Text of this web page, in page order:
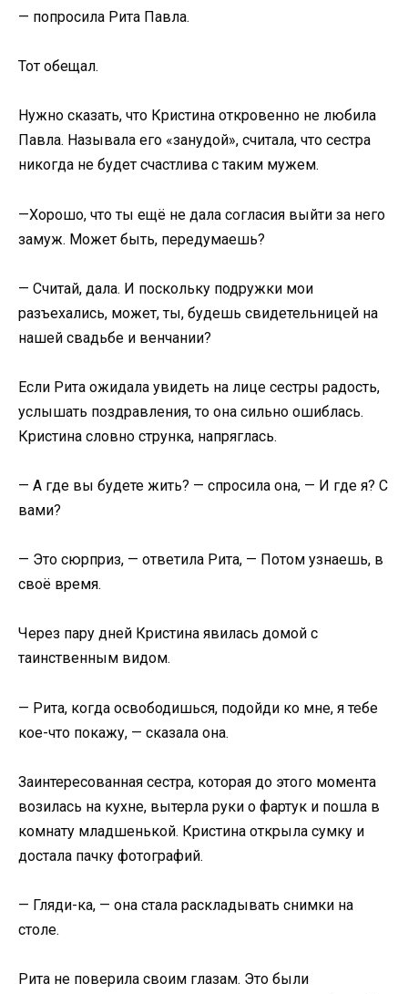
— попросила Рита Павла.
Тот обещал.
Нужно сказать, что Кристина откровенно не любила
Павла. Называла его «занудой», считала, что сестра
никогда не будет счастлива с таким мужем.
—Хорошо, что ты ещё не дала согласия выйти за него
замуж. Может быть, передумаешь?
— Считай, дала. И поскольку подружки мои
разъехались, может, ты, будешь свидетельницей на
нашей свадьбе и венчании?
Если Рита ожидала увидеть на лице сестры радость,
услышать поздравления, то она сильно ошиблась.
Кристина словно струнка, напряглась.
— А где вы будете жить? — спросила она, — И где я? С
вами?
— Это сюрприз, — ответила Рита, — Потом узнаешь, в
своё время.
Через пару дней Кристина явилась домой с
таинственным видом.
— Рита, когда освободишься, подойди ко мне, я тебе
кое-что покажу, — сказала она.
Заинтересованная сестра, которая до этого момента
возилась на кухне, вытерла руки о фартук и пошла в
комнату младшенькой. Кристина открыла сумку и
достала пачку фотографий.
— Гляди-ка, — она стала раскладывать снимки на
столе.
Рита не поверила своим глазам. Это были